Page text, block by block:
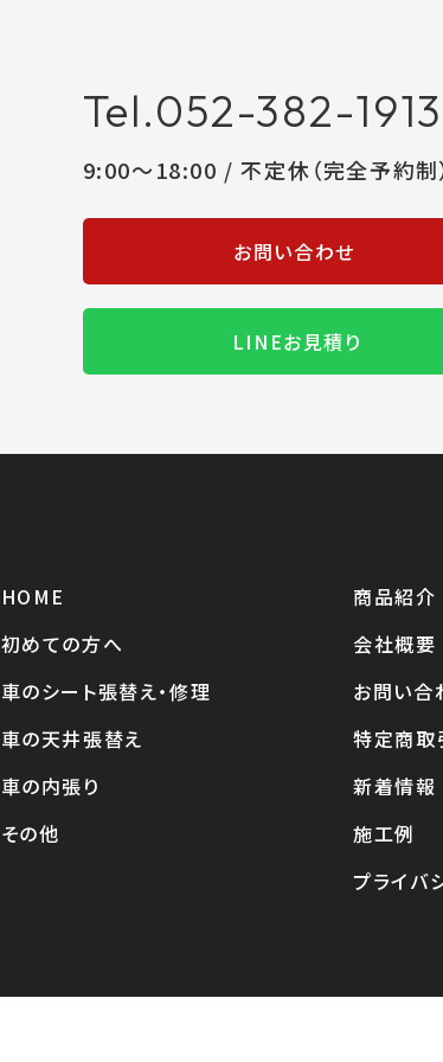
Tel.052-382-1913
9:00～18:00 / 不定休（完全予約制
お問い合わせ
LINEお見積り
HOME
初めての方へ
車のシート張替え・修理
車の天井張替え
車の内張り
その他
商品紹介
会社概要
お問い合
特定商取
新着情報
施工例
プライバ